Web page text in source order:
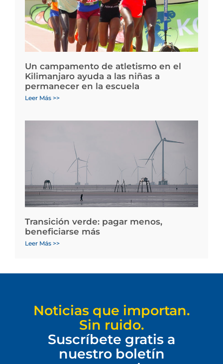
Un campamento de atletismo en el
Kilimanjaro ayuda a las niñas a
permanecer en la escuela
Leer Más >>
Transición verde: pagar menos,
beneficiarse más
Leer Más >>
Noticias que importan.
Sin ruido.
Suscríbete gratis a
nuestro boletín